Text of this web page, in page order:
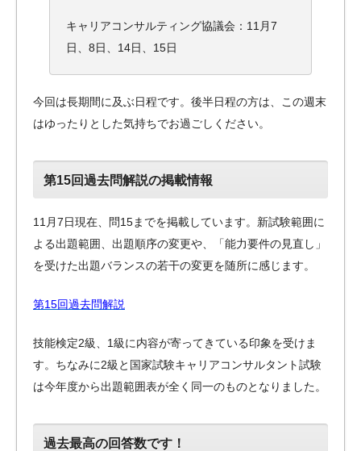
キャリアコンサルティング協議会：11月7
日、8日、14日、15日
今回は長期間に及ぶ日程です。後半日程の方は、この週末
はゆったりとした気持ちでお過ごしください。
第15回過去問解説の掲載情報
11月7日現在、問15までを掲載しています。新試験範囲に
よる出題範囲、出題順序の変更や、「能力要件の見直し」
を受けた出題バランスの若干の変更を随所に感じます。
第15回過去問解説
技能検定2級、1級に内容が寄ってきている印象を受けま
す。ちなみに2級と国家試験キャリアコンサルタント試験
は今年度から出題範囲表が全く同一のものとなりました。
過去最高の回答数です！